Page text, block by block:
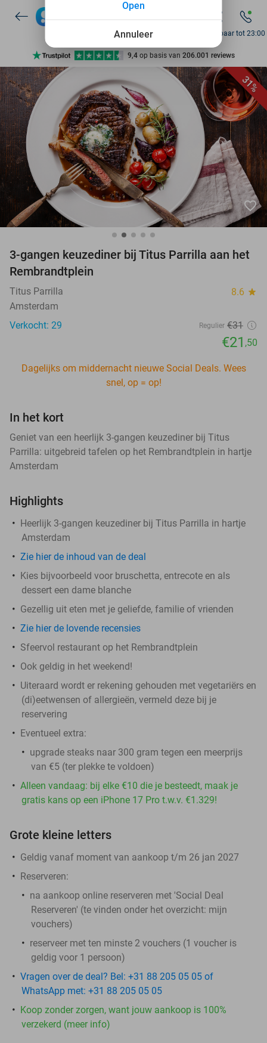
7 dagen per week beschikbaar
10+ miljoen leden
9,4 op basis van 206.001 reviews
Ontdek 15.000+ deals
7 dagen per week beschikbaar
10+ miljoen leden
Bereikbaar tot 23:00
31%
favorite_border
3-gangen keuzediner bij Titus Parrilla aan het
Rembrandtplein
Titus Parrilla 8.6 star
Amsterdam
Verkocht: 29
Regulier €31
€21 ,50
Dagelijks om middernacht nieuwe Social Deals. Wees
snel, op = op!
In het kort
Geniet van een heerlijk 3-gangen keuzediner bij Titus
Parrilla: uitgebreid tafelen op het Rembrandtplein in hartje
Amsterdam
Highlights
Heerlijk 3-gangen keuzediner bij Titus Parrilla in hartje
Amsterdam
Zie hier de inhoud van de deal
Kies bijvoorbeeld voor bruschetta, entrecote en als
dessert een dame blanche
Gezellig uit eten met je geliefde, familie of vrienden
Zie hier de lovende recensies
Sfeervol restaurant op het Rembrandtplein
Ook geldig in het weekend!
Uiteraard wordt er rekening gehouden met vegetariërs en
(di)eetwensen of allergieën, vermeld deze bij je
reservering
Eventueel extra:
upgrade steaks naar 300 gram tegen een meerprijs
van €5 (ter plekke te voldoen)
Alleen vandaag: bij elke €10 die je besteedt, maak je
gratis kans op een iPhone 17 Pro t.w.v. €1.329!
Grote kleine letters
Geldig vanaf moment van aankoop t/m 26 jan 2027
Reserveren:
na aankoop online reserveren met 'Social Deal
Reserveren' (te vinden onder het overzicht: mijn
vouchers)
reserveer met ten minste 2 vouchers (1 voucher is
geldig voor 1 persoon)
Vragen over de deal? Bel: +31 88 205 05 05 of
WhatsApp met: +31 88 205 05 05
Koop zonder zorgen, want jouw aankoop is 100%
verzekerd (meer info)
Annuleer
Open